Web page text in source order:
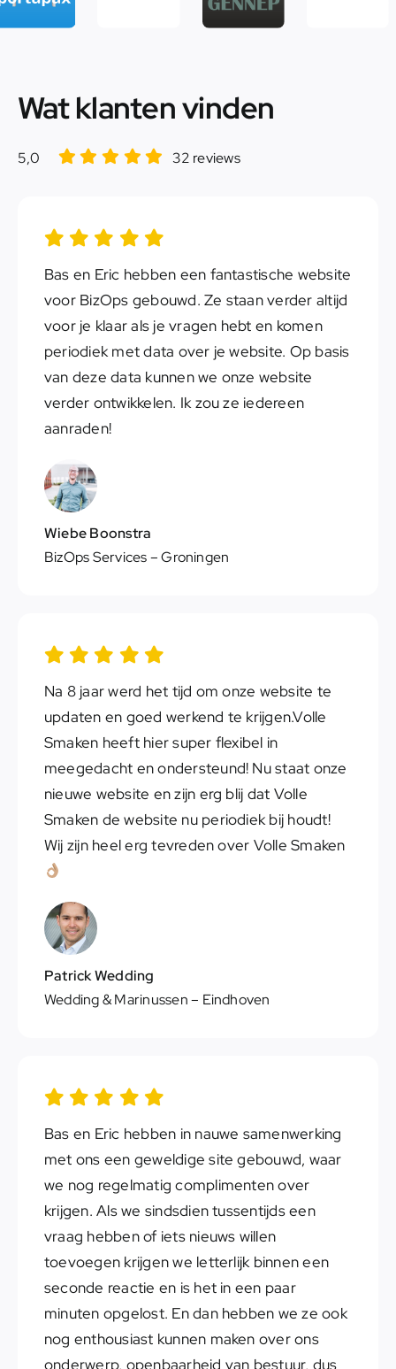
Wat klanten vinden
5,0 32 reviews
Bas en Eric hebben een fantastische website
voor BizOps gebouwd. Ze staan verder altijd
voor je klaar als je vragen hebt en komen
periodiek met data over je website. Op basis
van deze data kunnen we onze website
verder ontwikkelen. Ik zou ze iedereen
aanraden!
Wiebe Boonstra
BizOps Services– Groningen
Na 8 jaar werd het tijd om onze website te
updaten en goed werkend te krijgen.Volle
Smaken heeft hier super flexibel in
meegedacht en ondersteund! Nu staat onze
nieuwe website en zijn erg blij dat Volle
Smaken de website nu periodiek bij houdt!
Wij zijn heel erg tevreden over Volle Smaken
Patrick Wedding
Wedding & Marinussen– Eindhoven
Bas en Eric hebben in nauwe samenwerking
met ons een geweldige site gebouwd, waar
we nog regelmatig complimenten over
krijgen. Als we sindsdien tussentijds een
vraag hebben of iets nieuws willen
toevoegen krijgen we letterlijk binnen een
seconde reactie en is het in een paar
minuten opgelost. En dan hebben we ze ook
nog enthousiast kunnen maken over ons
onderwerp, openbaarheid van bestuur, dus